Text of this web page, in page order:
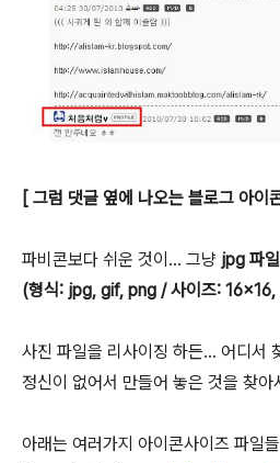
[ 그럼 댓글 옆에 나오는 블로그 아이
파비콘보다 쉬운 것이... 그냥 jpg 파
(형식: jpg, gif, png / 사이즈:
사진 파일을 리사이징 하든... 어디서
정신이 없어서 만들어 놓은 것을 찾아
아래는 여러가지 아이콘사이즈 파일